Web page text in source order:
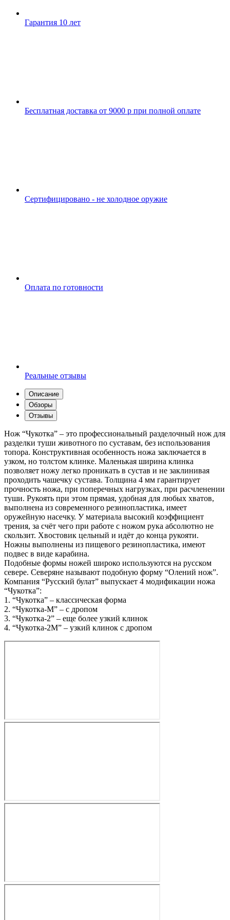
Гарантия 10 лет
Бесплатная доставка от 9000 р при полной оплате
Сертифицировано - не холодное оружие
Оплата по готовности
Реальные отзывы
Описание
Обзоры
Отзывы
Нож “Чукотка” – это профессиональный разделочный нож для
разделки туши животного по суставам, без использования
топора. Конструктивная особенность ножа заключается в
узком, но толстом клинке. Маленькая ширина клинка
позволяет ножу легко проникать в сустав и не заклинивая
проходить чашечку сустава. Толщина 4 мм гарантирует
прочность ножа, при поперечных нагрузках, при расчленении
туши. Рукоять при этом прямая, удобная для любых хватов,
выполнена из современного резинопластика, имеет
оружейную насечку. У материала высокий коэффициент
трения, за счёт чего при работе с ножом рука абсолютно не
скользит. Хвостовик цельный и идёт до конца рукояти.
Ножны выполнены из пищевого резинопластика, имеют
подвес в виде карабина.
Подобные формы ножей широко используются на русском
севере. Северяне называют подобную форму “Олений нож”.
Компания “Русский булат” выпускает 4 модификации ножа
“Чукотка”:
1. “Чукотка” – классическая форма
2. “Чукотка-М” – с дропом
3. “Чукотка-2” – еще более узкий клинок
4. “Чукотка-2М” – узкий клинок с дропом